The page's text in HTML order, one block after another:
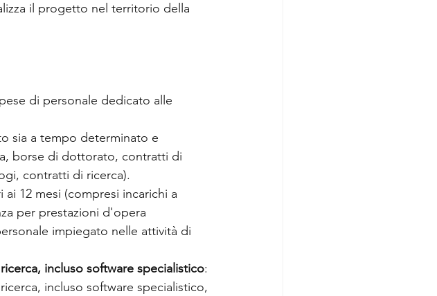
il progetto nel territorio della
di personale dedicato alle
sia a tempo determinato e
borse di dottorato, contratti di
contratti di ricerca).
12 mesi (compresi incarichi a
per prestazioni d'opera
impiegato nelle attività di
incluso software specialistico:
incluso software specialistico,